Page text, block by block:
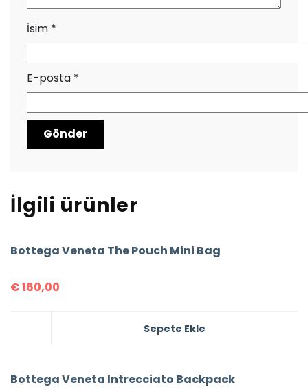
İsim *
E-posta *
İlgili ürünler
Bottega Veneta The Pouch Mini Bag
€160,00
Sepete Ekle
Bottega Veneta Intrecciato Backpack